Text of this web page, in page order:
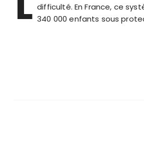
difficulté. En France, ce
340 000 enfants sous